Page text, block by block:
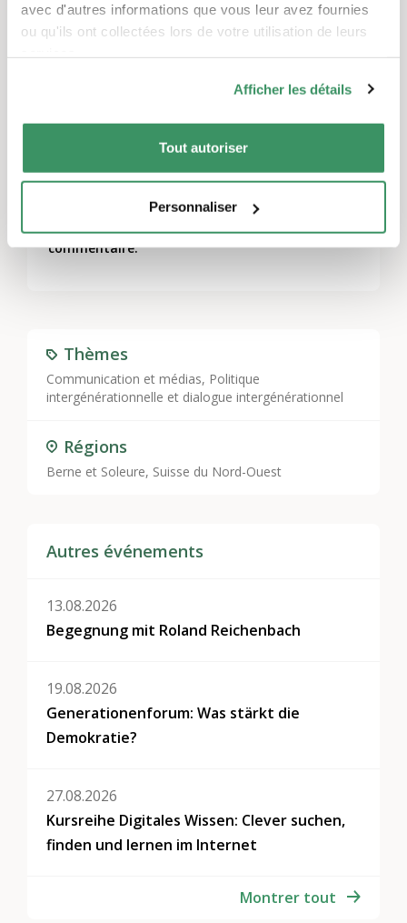
avec d'autres informations que vous leur avez fournies
ou qu'ils ont collectées lors de votre utilisation de leurs
Afficher les détails
Tout autoriser
Personnaliser
Thèmes
Communication et médias, Politique
intergénérationnelle et dialogue intergénérationnel
Régions
Berne et Soleure, Suisse du Nord-Ouest
Autres événements
13.08.2026
Begegnung mit Roland Reichenbach
19.08.2026
Generationenforum: Was stärkt die
Demokratie?
27.08.2026
Kursreihe Digitales Wissen: Clever suchen,
finden und lernen im Internet
Montrer tout
phyisischen Distanz durch die Corona-
Pandemie muss neu interpretiert werden. Es
gilt, mutig Neues auszuprobieren. Helfen Sie
uns und machen Sie mit. Weitere
Laisser un commentaire
Vous devezvous connecterpour publier un
commentaire.